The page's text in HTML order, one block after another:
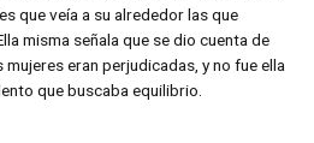
que veía a su alrededor las que
misma señala que se dio cuenta de
eran perjudicadas, y no fue ella
que buscaba equilibrio.